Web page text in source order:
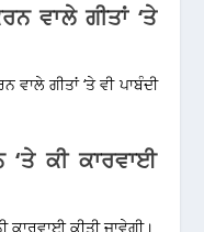
ਵਾਲੇ ਗੀਤਾਂ ‘ਤੇ
ਗੀਤਾਂ ‘ਤੇ ਵੀ ਪਾਬੰਦੀ
ਕੀ ਕਾਰਵਾਈ
ਕੀਤੀ ਜਾਵੇਗੀ।